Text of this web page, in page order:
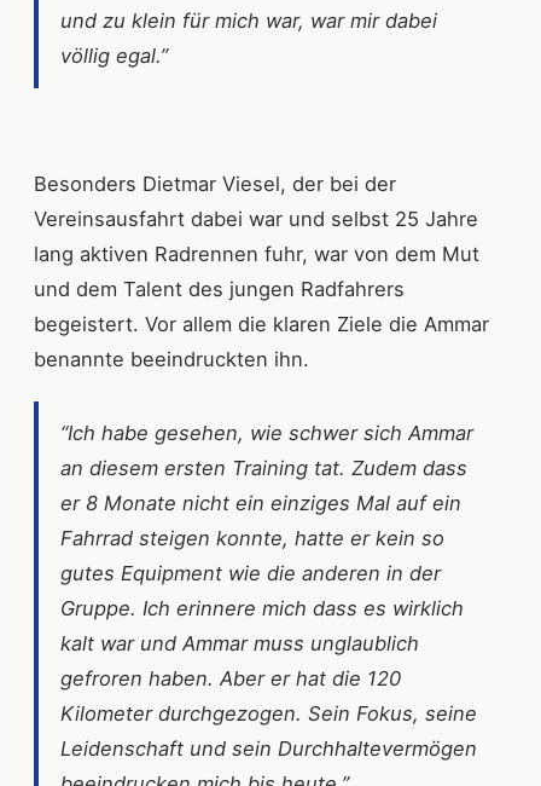
und zu klein für mich war, war mir dabei
völlig egal.”
Besonders Dietmar Viesel, der bei der
Vereinsausfahrt dabei war und selbst 25 Jahre
lang aktiven Radrennen fuhr, war von dem Mut
und dem Talent des jungen Radfahrers
begeistert. Vor allem die klaren Ziele die Ammar
benannte beeindruckten ihn.
“Ich habe gesehen, wie schwer sich Ammar
an diesem ersten Training tat. Zudem dass
er 8 Monate nicht ein einziges Mal auf ein
Fahrrad steigen konnte, hatte er kein so
gutes Equipment wie die anderen in der
Gruppe. Ich erinnere mich dass es wirklich
kalt war und Ammar muss unglaublich
gefroren haben. Aber er hat die 120
Kilometer durchgezogen. Sein Fokus, seine
Leidenschaft und sein Durchhaltevermögen